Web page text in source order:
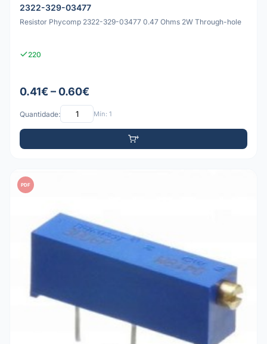
2322-329-03477
Resistor Phycomp 2322-329-03477 0.47 Ohms 2W Through-hole
220
0.41€ – 0.60€
Quantidade: Mín: 1
PDF